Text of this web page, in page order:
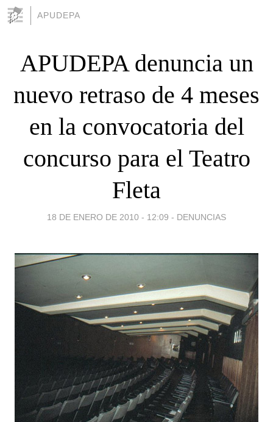
APUDEPA
APUDEPA denuncia un
nuevo retraso de 4 meses
en la convocatoria del
concurso para el Teatro
Fleta
18 DE ENERO DE 2010 - 12:09 - DENUNCIAS